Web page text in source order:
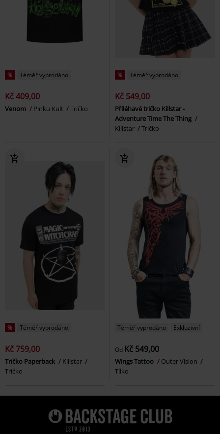
% Téměř vyprodáno
Kč 409,00
Venom Pinku Kult Tričko
% Téměř vyprodáno
Kč 549,00
Přiléhavé tričko Killstar -
Adventure Time The Thing
Killstar
Tričko
% Téměř vyprodáno
Kč 759,00
Tričko Paperback
Killstar
Tričko
Téměř vyprodáno Exkluzivní
Od Kč 549,00
Wings Tattoo
Outer Vision
Tílko